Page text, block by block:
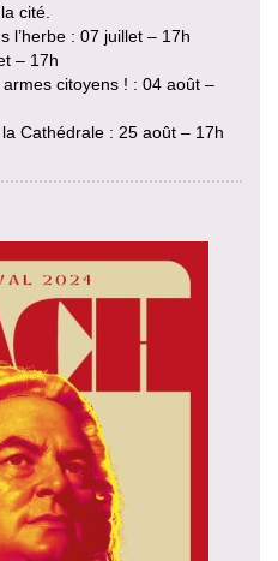
cité.
l’herbe : 07 juillet – 17h
– 17h
citoyens ! : 04 août –
Cathédrale : 25 août – 17h